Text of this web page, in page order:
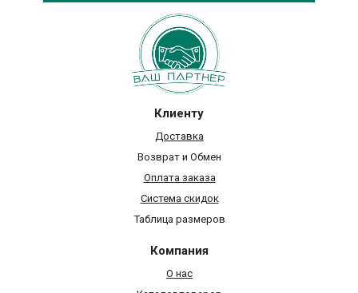
Доставка
Возврат и Обмен
Система скидок
Таблица размеров
Оплата заказа
Клиенту
О нас
Компания